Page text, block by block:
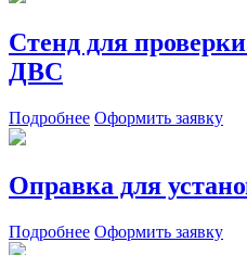
Cтенд для
ДВС
Подробнее Оформить заявку
Оправка для
Подробнее Оформить заявку